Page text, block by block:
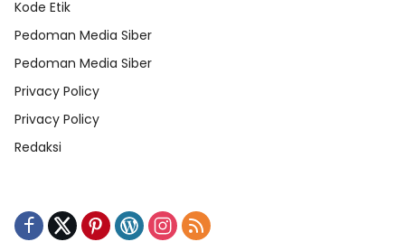
Kode Etik
Pedoman Media Siber
Pedoman Media Siber
Privacy Policy
Privacy Policy
Redaksi